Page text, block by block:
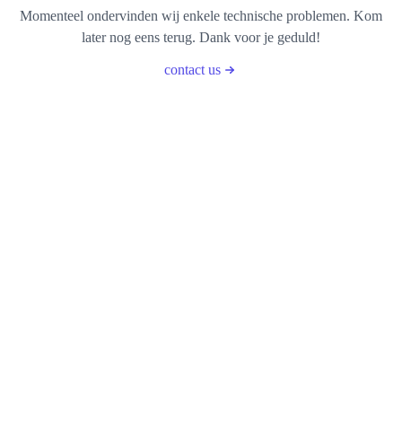
Momenteel ondervinden wij enkele technische problemen. Kom
later nog eens terug. Dank voor je geduld!
contact us